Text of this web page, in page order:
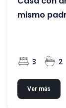
mismo
3 2
Ver más